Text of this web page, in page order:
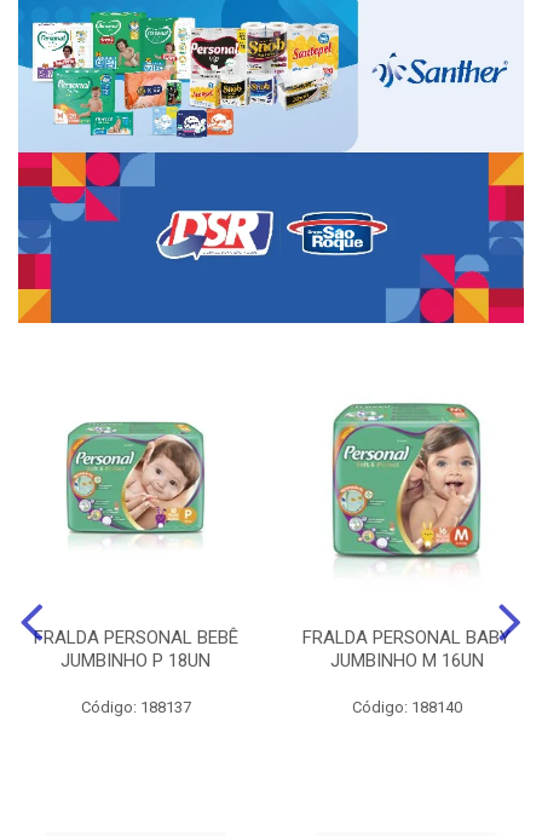
FRALDA PERSONAL BEBÊ
JUMBINHO P 18UN
Código: 188137
FRALDA PERSONAL BABY
JUMBINHO M 16UN
Código: 188140